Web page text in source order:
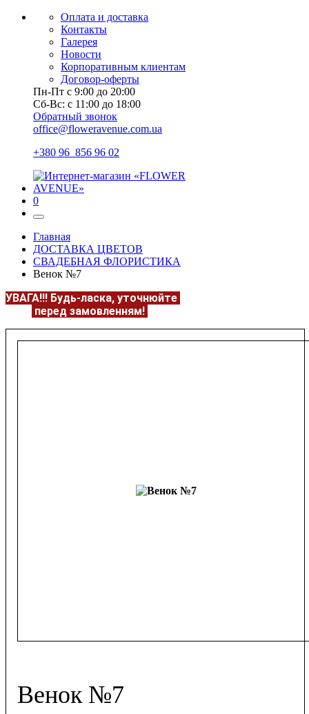
Оплата и доставка
Контакты
Галерея
Новости
Корпоративным клиентам
Договор-оферты
Пн-Пт с 9:00 до 20:00
Сб-Вс: с 11:00 до 18:00
Обратный звонок
office@floweravenue.com.ua
+380 96 856 96 02
0
Главная
ДОСТАВКА ЦВЕТОВ
СВАДЕБНАЯ ФЛОРИСТИКА
Венок №7
УВАГА!!! Будь-ласка, уточнюйте
перед замовленням!
Венок №7